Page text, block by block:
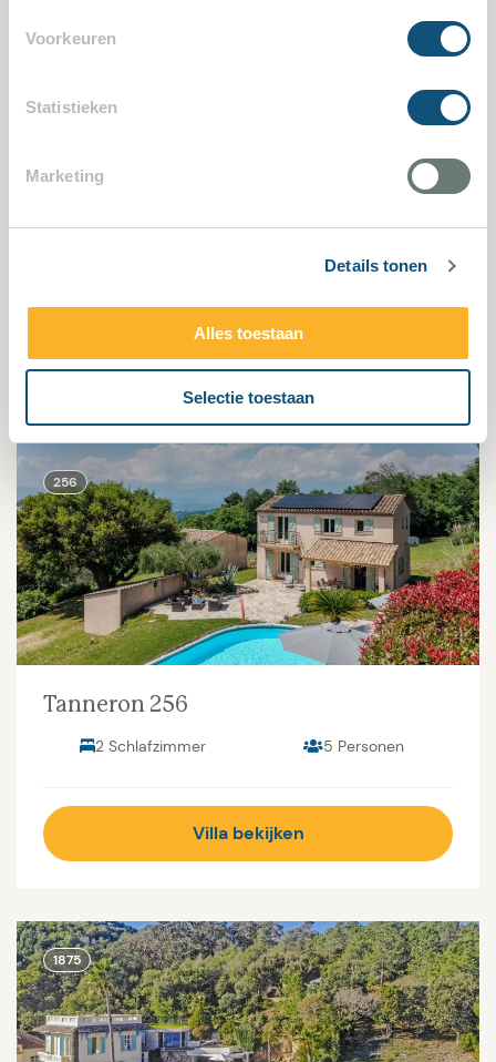
Voorkeuren
Statistieken
Marketing
Details tonen
Alles toestaan
Selectie toestaan
Cabris 1183
6 Personen
Villa bekijken
256
Tanneron 256
2 Schlafzimmer 5 Personen
Villa bekijken
1875